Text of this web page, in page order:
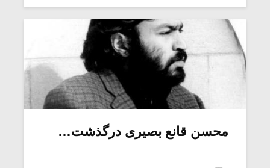
محسن قانع بصیری درگذشت…